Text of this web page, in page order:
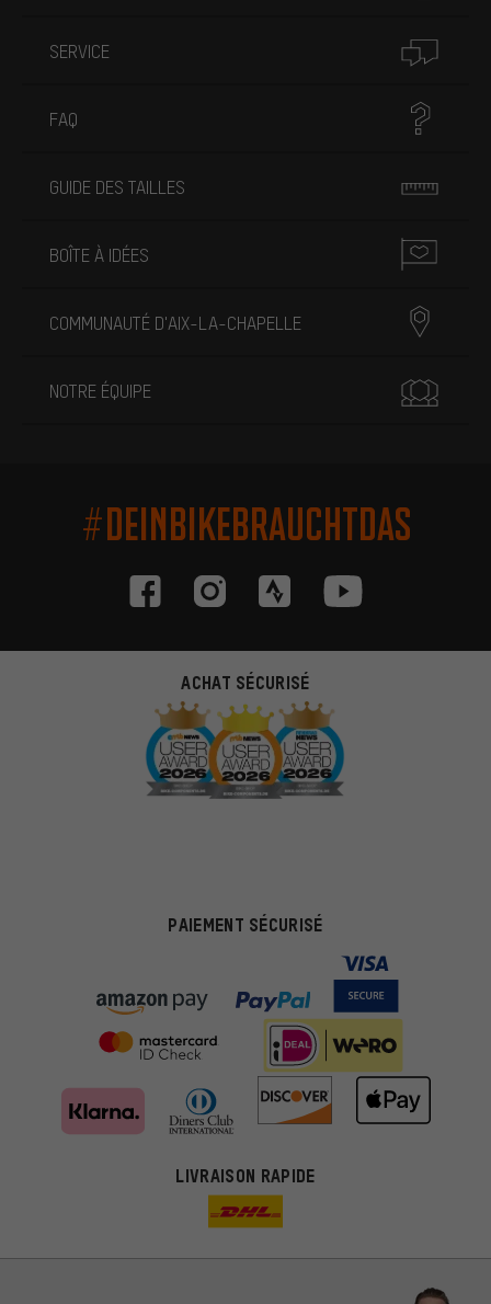
SERVICE
FAQ
GUIDE DES TAILLES
BOÎTE À IDÉES
COMMUNAUTÉ D'AIX-LA-CHAPELLE
NOTRE ÉQUIPE
#DEINBIKEBRAUCHTDAS
ACHAT SÉCURISÉ
PAIEMENT SÉCURISÉ
LIVRAISON RAPIDE